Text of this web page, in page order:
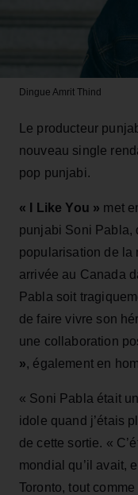
Dingue Amrit Thind
Le producteur
nouveau single
pop punjabi.
« I Like You » met
punjabi Soni Pabla,
popularisation de la
arrivée au Canada
Pabla soit
de faire vivre son
une collaboration
», également en
« Soni Pabla était
idole quand j’étais
de cette sortie. «
mondial qu’il avait,
Toronto, tout comme